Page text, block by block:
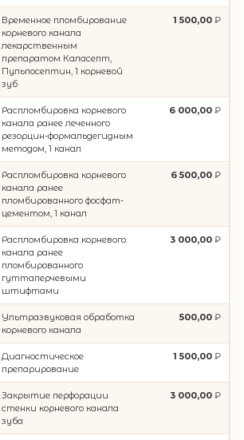
Временное пломбирование
корневого канала
лекарственным
препаратом Каласепт,
Пульпосептин, 1 корневой
зуб
1 500,00
Распломбировка корневого
канала ранее леченного
резорцин-формальдегидным
методом, 1 канал
6 000,00
Распломбировка корневого
канала ранее
пломбированного фосфат-
цементом, 1 канал
6 500,00
Распломбировка корневого
канала ранее
пломбированного
гуттаперчевыми
штифтами
3 000,00
Ультразвуковая обработка
корневого канала
500,00
Диагностическое
препарирование
1 500,00
Закрытие перфорации
стенки корневого канала
зуба
3 000,00